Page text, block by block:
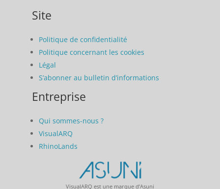
Site
Politique de confidentialité
Politique concernant les cookies
Légal
S’abonner au bulletin d’informations
Entreprise
Qui sommes-nous ?
VisualARQ
RhinoLands
VisualARQ est une marque d’Asuni